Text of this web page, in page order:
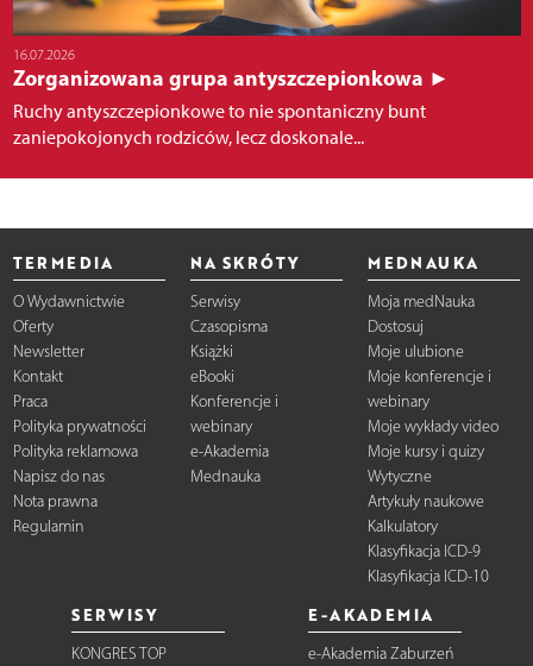
16.07.2026
Zorganizowana grupa antyszczepionkowa ►
Ruchy antyszczepionkowe to nie spontaniczny bunt
zaniepokojonych rodziców, lecz doskonale...
TERMEDIA
O Wydawnictwie
Oferty
Newsletter
Kontakt
Praca
Polityka prywatności
Polityka reklamowa
Napisz do nas
Nota prawna
Regulamin
NA SKRÓTY
Serwisy
Czasopisma
Książki
eBooki
Konferencje i
webinary
e-Akademia
Mednauka
MEDNAUKA
Moja medNauka
Dostosuj
Moje ulubione
Moje konferencje i
webinary
Moje wykłady video
Moje kursy i quizy
Wytyczne
Artykuły naukowe
Kalkulatory
Klasyfikacja ICD-9
Klasyfikacja ICD-10
SERWISY
KONGRES TOP
E-AKADEMIA
e-Akademia Zaburzeń